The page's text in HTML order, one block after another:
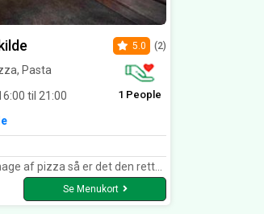
Pasta
til 21:00
5.0 (2)
1 People
den rette sted. Sprøde og smagsfulde. God service.
Se Menukort